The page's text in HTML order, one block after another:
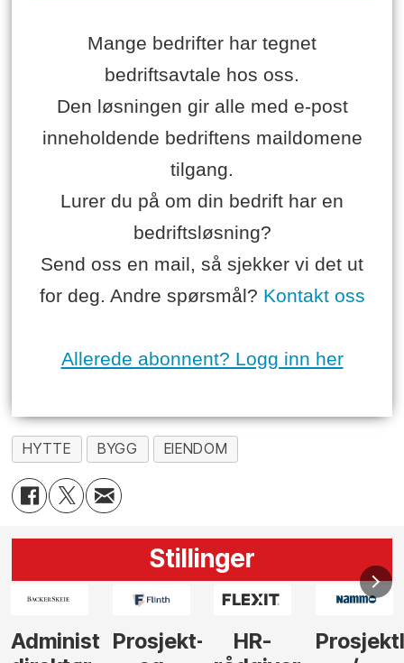
Mange bedrifter har tegnet
bedriftsavtale hos oss.
Den løsningen gir alle med e-post
inneholdende bedriftens maildomene
tilgang.
Lurer du på om din bedrift har en
bedriftsløsning?
Send oss en mail, så sjekker vi det ut
for deg. Andre spørsmål? Kontakt oss
Allerede abonnent? Logg inn her
HYTTE BYGG EIENDOM
Stillinger
HR-
ProsjektlederVi
Anlegg